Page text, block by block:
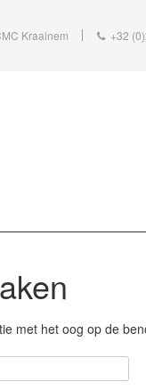
Kraainem +32
met het oog op de